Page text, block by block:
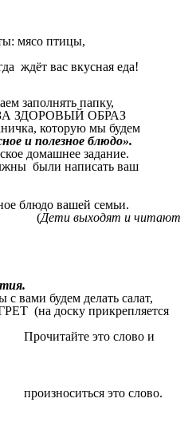
мясо птицы,
ждёт вас вкусная еда!
заполнять папку,
ЗДОРОВЫЙ ОБРАЗ
которую мы будем
и полезное блюдо».
домашнее задание.
были написать ваш
блюдо вашей семьи.
Дети выходят и читают
с вами будем делать салат,
(на доску прикрепляется
это слово и
и
это слово.